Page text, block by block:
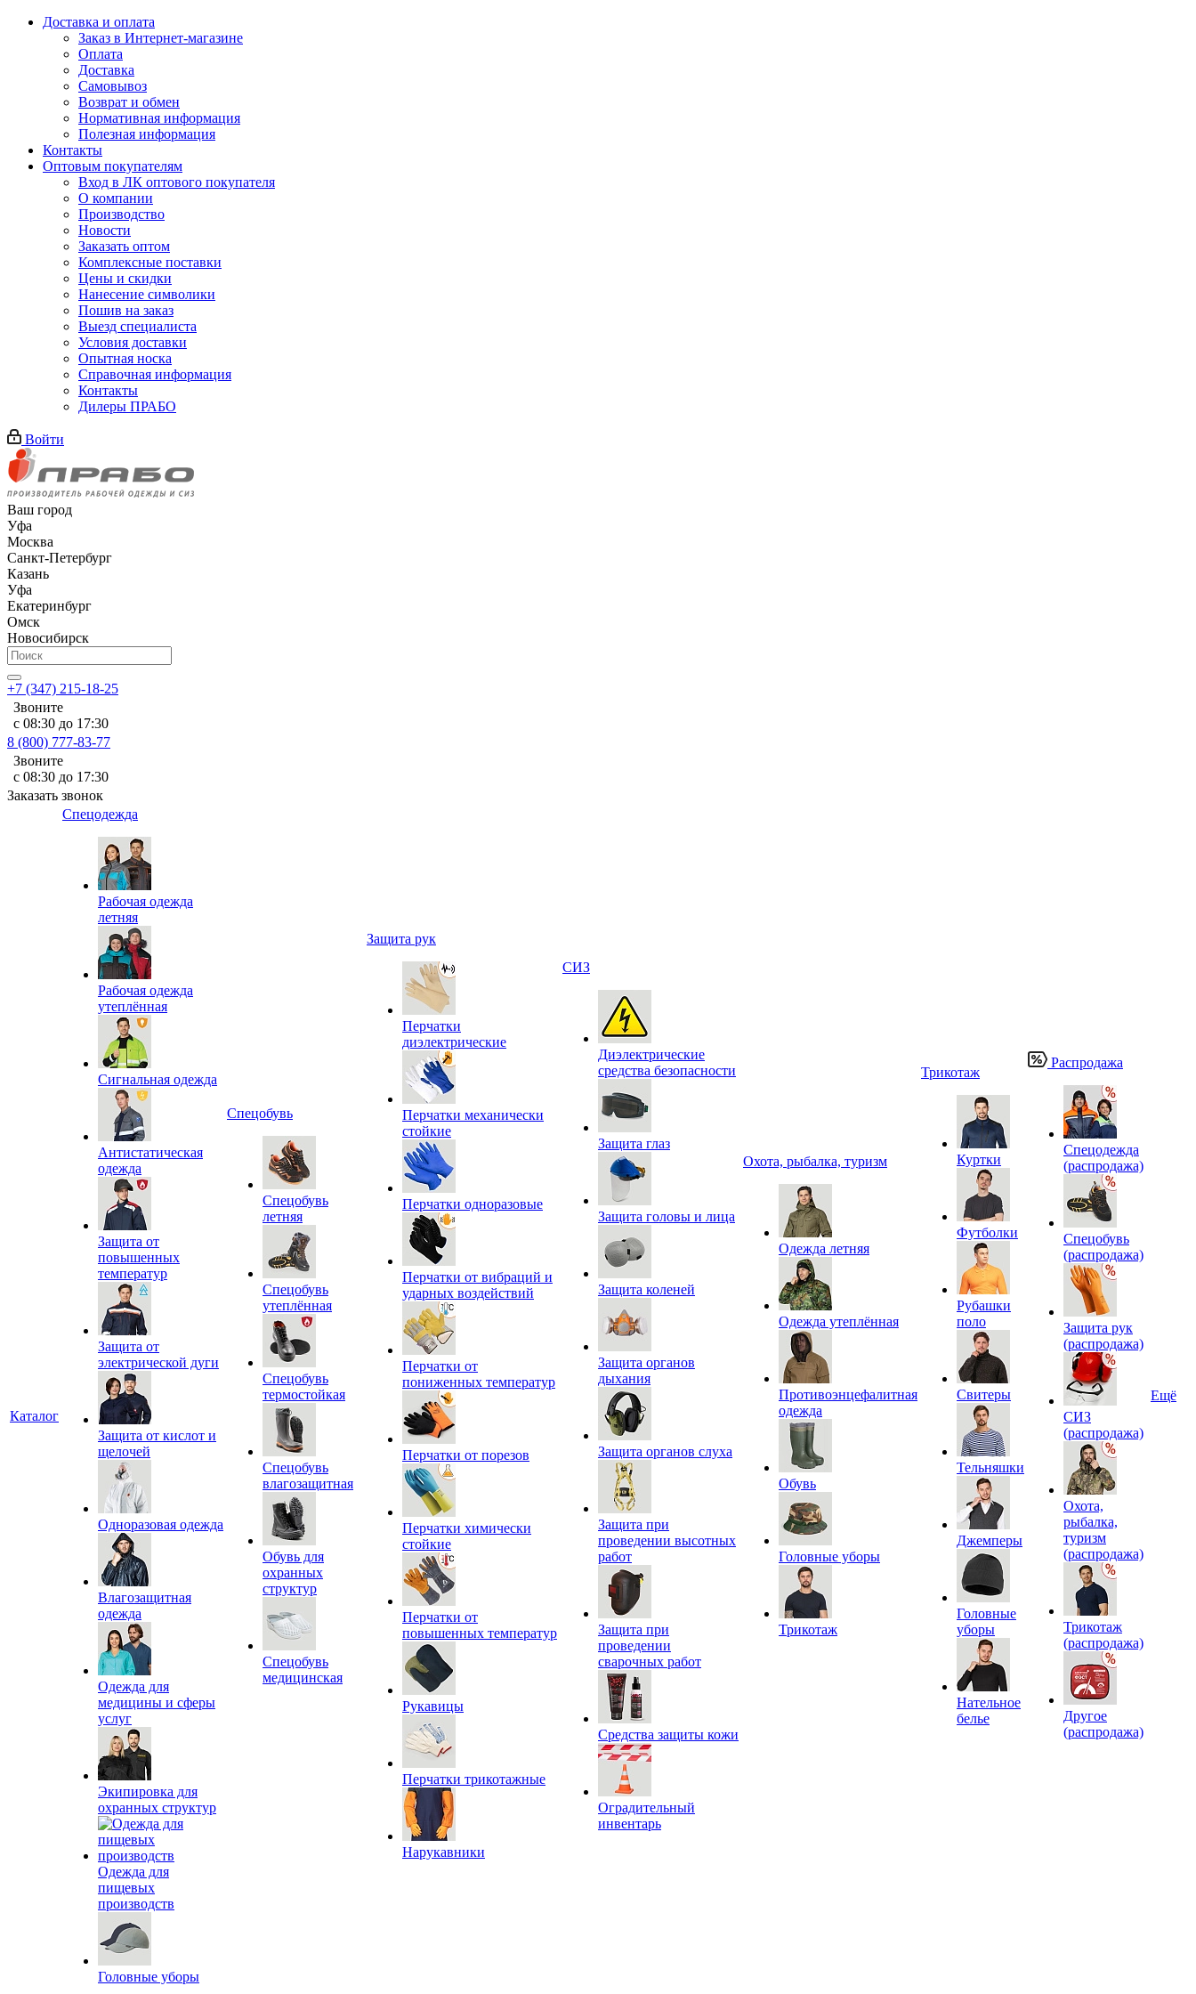
Доставка и оплата
Заказ в Интернет-магазине
Оплата
Доставка
Самовывоз
Возврат и обмен
Нормативная информация
Полезная информация
Контакты
Оптовым покупателям
Вход в ЛК оптового покупателя
О компании
Производство
Новости
Заказать оптом
Комплексные поставки
Цены и скидки
Нанесение символики
Пошив на заказ
Выезд специалиста
Условия доставки
Опытная носка
Справочная информация
Контакты
Дилеры ПРАБО
Войти
Ваш город
Уфа
Москва
Санкт-Петербург
Казань
Уфа
Екатеринбург
Омск
Новосибирск
+7 (347) 215-18-25
Звоните
с 08:30 до 17:30
8 (800) 777-83-77
Звоните
с 08:30 до 17:30
Заказать звонок
Каталог
Спецодежда
Рабочая одежда
летняя
Рабочая одежда
утеплённая
Сигнальная одежда
Антистатическая
одежда
Защита от
повышенных
температур
Защита от
электрической дуги
Защита от кислот и
щелочей
Одноразовая одежда
Влагозащитная
одежда
Одежда для
медицины и сферы
услуг
Экипировка для
охранных структур
Одежда для
пищевых
производств
Головные уборы
Спецобувь
Спецобувь
летняя
Спецобувь
утеплённая
Спецобувь
термостойкая
Спецобувь
влагозащитная
Обувь для
охранных
структур
Спецобувь
медицинская
Защита рук
Перчатки
диэлектрические
Перчатки механически
стойкие
Перчатки одноразовые
Перчатки от вибраций и
ударных воздействий
Перчатки от
пониженных температур
Перчатки от порезов
Перчатки химически
стойкие
Перчатки от
повышенных температур
Рукавицы
Перчатки трикотажные
Нарукавники
СИЗ
Диэлектрические
средства безопасности
Защита глаз
Защита головы и лица
Защита коленей
Защита органов
дыхания
Защита органов слуха
Защита при
проведении высотных
работ
Защита при
проведении
сварочных работ
Средства защиты кожи
Оградительный
инвентарь
Охота, рыбалка, туризм
Одежда летняя
Одежда утеплённая
Противоэнцефалитная
одежда
Обувь
Головные уборы
Трикотаж
Трикотаж
Куртки
Футболки
Рубашки
поло
Свитеры
Тельняшки
Джемперы
Головные
уборы
Нательное
белье
Распродажа
Спецодежда
(распродажа)
Спецобувь
(распродажа)
Защита рук
(распродажа)
СИЗ
(распродажа)
Охота,
рыбалка,
туризм
(распродажа)
Трикотаж
(распродажа)
Другое
(распродажа)
Ещё